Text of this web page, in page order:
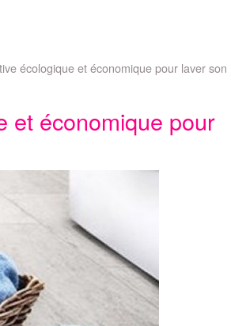
écologique et économique pour laver son
et économique pour